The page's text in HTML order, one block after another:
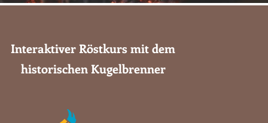
Interaktiver Röstkurs mit dem
historischen Kugelbrenner